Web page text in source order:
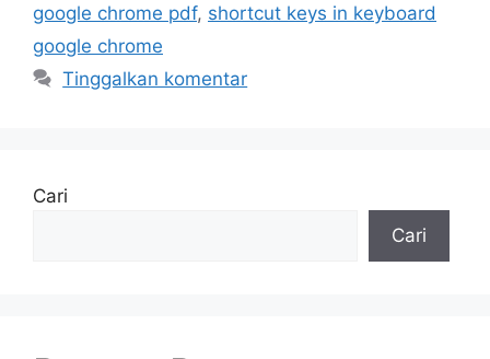
google chrome pdf, shortcut keys in keyboard
google chrome
Tinggalkan komentar
Cari
Cari